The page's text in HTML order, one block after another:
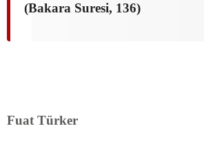
(Bakara Suresi, 136)
Fuat Türker